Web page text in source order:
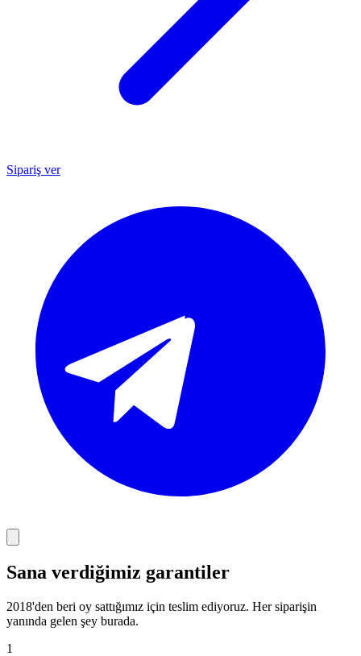
Sipariş ver
Sana verdiğimiz garantiler
2018'den beri oy sattığımız için teslim ediyoruz. Her siparişin
yanında gelen şey burada.
1